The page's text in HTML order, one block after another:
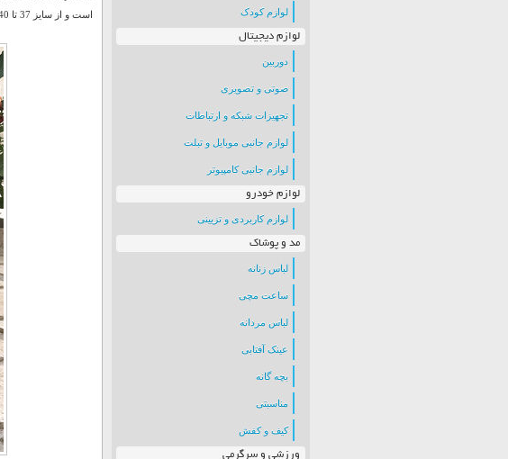
لوازم کودک
لوازم دیجیتال
دوربین
صوتی و تصویری
تجهیزات شبکه و ارتباطات
لوازم جانبی موبایل و تبلت
لوازم جانبی کامپیوتر
لوازم خودرو
لوازم کاربردی و تزیینی
مد و پوشاک
لباس زنانه
ساعت مچی
لباس مردانه
عینک آفتابی
بچه گانه
مناسبتی
کیف و کفش
ورزشی و سرگرمی
است و از سایز 37 تا 40 موجود می باشد که هنگام ثبت سفارش می توانید سایز مورد نظر را انتخاب کنید.